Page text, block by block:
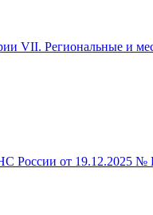
VII. Региональные и
России от 19.12.2025